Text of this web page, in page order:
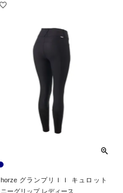
horze グランプリＩＩ キュロット
ニーグリップ レディース